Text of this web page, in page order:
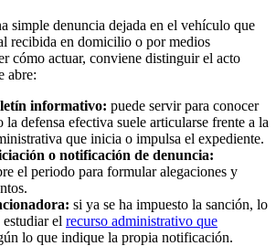
simple denuncia dejada en el vehículo que
recibida en domicilio o por medios
cómo actuar, conviene distinguir el acto
abre:
informativo: puede servir para conocer
la defensa efectiva suele articularse frente a la
que inicia o impulsa el expediente.
o notificación de denuncia:
el periodo para formular alegaciones y
si ya se ha impuesto la sanción, lo
estudiar el recurso administrativo que
lo que indique la propia notificación.